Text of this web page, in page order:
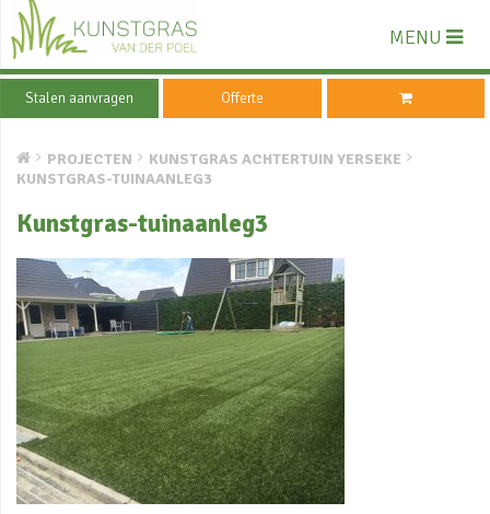
MENU
Stalen aanvragen Offerte
PROJECTEN
KUNSTGRAS ACHTERTUIN YERSEKE
KUNSTGRAS-TUINAANLEG3
Kunstgras-tuinaanleg3